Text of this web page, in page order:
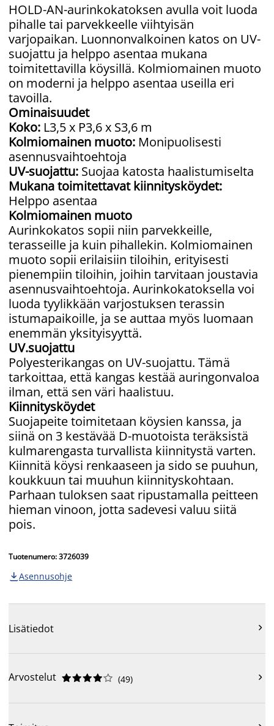
HOLD-AN-aurinkokatoksen avulla voit luoda
pihalle tai parvekkeelle viihtyisän
varjopaikan. Luonnonvalkoinen katos on UV-
suojattu ja helppo asentaa mukana
toimitettavilla köysillä. Kolmiomainen muoto
on moderni ja helppo asentaa useilla eri
tavoilla.
Ominaisuudet
Koko: L3,5 x P3,6 x S3,6 m
Kolmiomainen muoto: Monipuolisesti
asennusvaihtoehtoja
UV-suojattu: Suojaa katosta haalistumiselta
Mukana toimitettavat kiinnitysköydet:
Helppo asentaa
Kolmiomainen muoto
Aurinkokatos sopii niin parvekkeille,
terasseille ja kuin pihallekin. Kolmiomainen
muoto sopii erilaisiin tiloihin, erityisesti
pienempiin tiloihin, joihin tarvitaan joustavia
asennusvaihtoehtoja. Aurinkokatoksella voi
luoda tyylikkään varjostuksen terassin
istumapaikoille, ja se auttaa myös luomaan
enemmän yksityisyyttä.
UV.suojattu
Polyesterikangas on UV-suojattu. Tämä
tarkoittaa, että kangas kestää auringonvaloa
ilman, että sen väri haalistuu.
Kiinnitysköydet
Suojapeite toimitetaan köysien kanssa, ja
siinä on 3 kestävää D-muotoista teräksistä
kulmarengasta turvallista kiinnitystä varten.
Kiinnitä köysi renkaaseen ja sido se puuhun,
koukkuun tai muuhun kiinnityskohtaan.
Parhaan tuloksen saat ripustamalla peitteen
hieman vinoon, jotta sadevesi valuu siitä
pois.
Tuotenumero: 3726039
 Asennusohje
Lisätiedot 
Arvostelut 




 (49) 